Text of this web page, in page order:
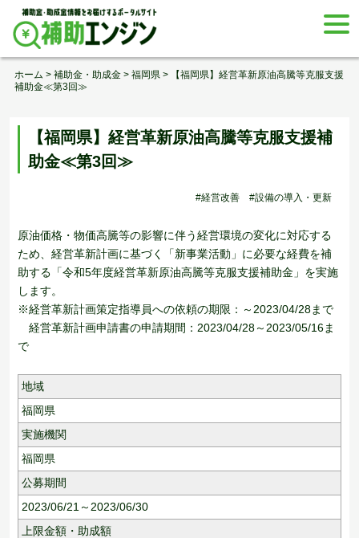
Skip
content
ホーム > 補助金・助成金 > 福岡県 >
【福岡県】経営革新原油高騰等克服支援
補助金≪第3回≫
【福岡県】経営革新原油高騰等克服支援補
助金≪第3回≫
#経営改善 #設備の導入・更新
原油価格・物価高騰等の影響に伴う経営環境の変化に対応する
ため、経営革新計画に基づく「新事業活動」に必要な経費を補
助する「令和5年度経営革新原油高騰等克服支援補助金」を実施
します。
※経営革新計画策定指導員への依頼の期限：～2023/04/28まで
経営革新計画申請書の申請期間：2023/04/28～2023/05/16ま
で
地域
福岡県
実施機関
福岡県
公募期間
2023/06/21～2023/06/30
上限金額・助成額